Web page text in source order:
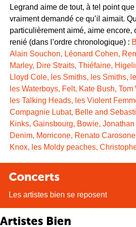
Legrand aime de tout, à tel point
vraiment demandé ce qu’il aimait.
particulièrement aimé, aime encore,
renié (dans l’ordre chronologique) :
Alain Souchon, Léonard Cohen,
Marley, Dire Straits, Thiéfaine,
Lloyd Cole, les Smiths, les Smiths,
les Waterboys, Felt, Kate Bush,
les Talking Heads, les Violent
Compagnie Lubat, Belle and
Kinks, Gainsbourg, Bowie,
Denim, Morricone, Renato
Knox, les Moldy peaches,
Concerts
Les artistes bien se reposent
Artistes Bien